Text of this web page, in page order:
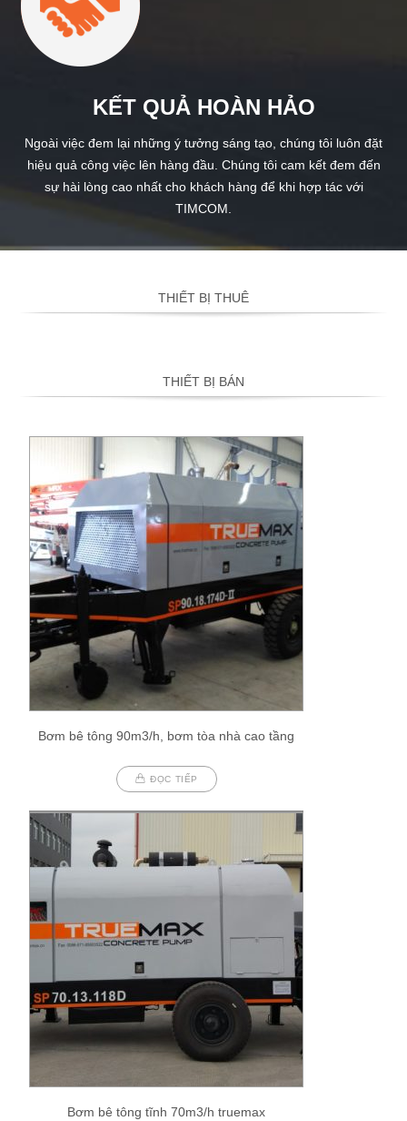
KẾT QUẢ HOÀN HẢO
Ngoài việc đem lại những ý tưởng sáng tạo, chúng tôi luôn đặt
hiệu quả công việc lên hàng đầu. Chúng tôi cam kết đem đến
sự hài lòng cao nhất cho khách hàng để khi hợp tác với
TIMCOM.
THIẾT BỊ THUÊ
THIẾT BỊ BÁN
Bơm bê tông 90m3/h, bơm tòa nhà cao tầng
ĐỌC TIẾP
Bơm bê tông tĩnh 70m3/h truemax